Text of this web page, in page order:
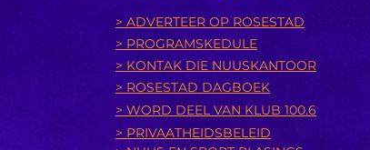
> ADVERTEER OP ROSESTAD
> PROGRAMSKEDULE
> KONTAK DIE NUUSKANTOOR
> ROSESTAD DAGBOEK
> WORD DEEL VAN KLUB 100.6
> PRIVAATHEIDSBELEID